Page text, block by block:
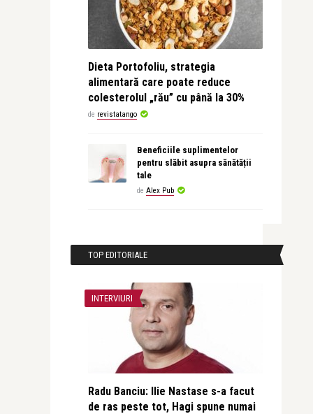
Dieta Portofoliu, strategia
alimentară care poate reduce
colesterolul „rău” cu până la 30%
de revistatango
Beneficiile suplimentelor
pentru slăbit asupra sănătății
tale
de Alex Pub
TOP EDITORIALE
INTERVIURI
Radu Banciu: Ilie Nastase s-a facut
de ras peste tot, Hagi spune numai